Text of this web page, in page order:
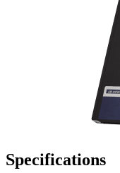
Specifications